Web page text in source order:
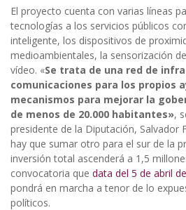
El proyecto cuenta con varias líneas
tecnologías a los servicios públicos
inteligente, los dispositivos de
medioambientales, la sensorización
vídeo. «Se trata de una red de
comunicaciones para los propios
mecanismos para mejorar la
de menos de 20.000 habitantes»,
presidente de la Diputación, Salvador
hay que sumar otro para el sur de la
inversión total ascenderá a 1,5
convocatoria que data del 5 de abril
pondrá en marcha a tenor de lo
políticos.